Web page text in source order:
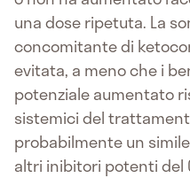
una dose ripetuta. La
concomitante di
evitata, a meno che i
potenziale aumentato
sistemici del
probabilmente un
altri inibitori potenti del